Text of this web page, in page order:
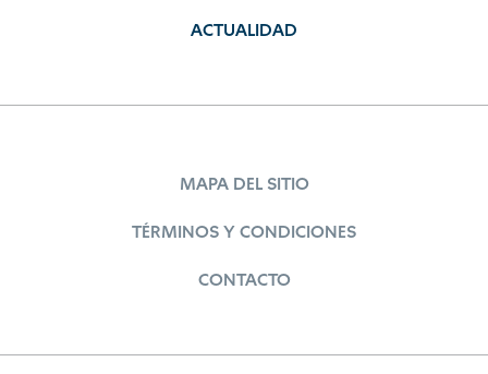
ACTUALIDAD
MAPA DEL SITIO
TÉRMINOS Y CONDICIONES
CONTACTO